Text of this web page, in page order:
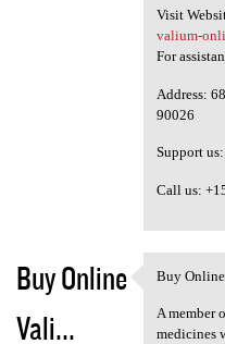
Visit
valium-
For
Address:
90026
Support us:
Call us:
Buy Online
Vali...
Buy
Buy
A member
medicines